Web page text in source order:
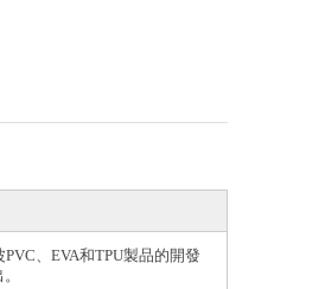
、EVA和TPU製品的開發